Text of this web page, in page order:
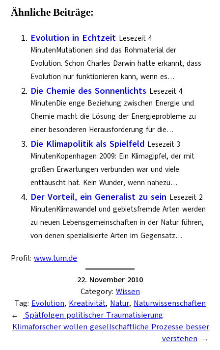
Ähnliche Beiträge:
Evolution in Echtzeit Lesezeit 4
MinutenMutationen sind das Rohmaterial der
Evolution. Schon Charles Darwin hatte erkannt, dass
Evolution nur funktionieren kann, wenn es…
Die Chemie des Sonnenlichts Lesezeit 4
MinutenDie enge Beziehung zwischen Energie und
Chemie macht die Lösung der Energieprobleme zu
einer besonderen Herausforderung für die…
Die Klimapolitik als Spielfeld Lesezeit 3
MinutenKopenhagen 2009: Ein Klimagipfel, der mit
großen Erwartungen verbunden war und viele
enttäuscht hat. Kein Wunder, wenn nahezu…
Der Vorteil, ein Generalist zu sein Lesezeit 2
MinutenKlimawandel und gebietsfremde Arten werden
zu neuen Lebensgemeinschaften in der Natur führen,
von denen spezialisierte Arten im Gegensatz…
Profil:www.tum.de
22. November 2010
Category: Wissen
Tag: Evolution, Kreativität, Natur, Naturwissenschaften
←
Spätfolgen politischer Traumatisierung
Klimaforscher wollen gesellschaftliche Prozesse besser
verstehen →